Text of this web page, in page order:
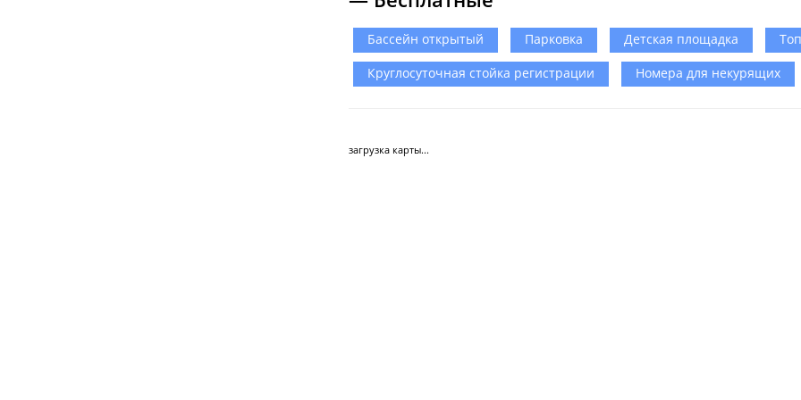
Бассейн открытый Парковка Детская площадка
Круглосуточная стойка регистрации
Номера для некурящих
загрузка карты...